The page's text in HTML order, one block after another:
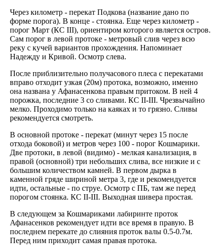
Через километр - перекат Подкова (название дано по
форме порога). В конце - стоянка. Еще через километр -
порог Март (КС III), ориентиром которого является остров.
Сам порог в левой протоке - метровый слив через всю
реку с кучей вариантов прохождения. Напоминает
Надежду и Кривой. Осмотр слева.
После приблизительно получасового плеса с перекатами
вправо отходит узкая (20м) протока, возможно, именно
она названа у Афанасенкова правым притоком. В ней 4
порожка, последние 3 со сливами. КС II-III. Чрезвычайно
мелко. Проходимо только на каяках и то грязно. Сливы
рекомендуется смотреть.
В основной протоке - перекат (минут через 15 после
отхода боковой) и метров через 100 - порог Кошмарики.
Две протоки, в левой (видимо) - мелкая канализация, в
правой (основной) три небольших слива, все низкие и с
большим количеством камней. В первом дырка в
каменной гряде шириной метра 3, где и рекомендуется
идти, остальные - по струе. Осмотр с ПБ, там же перед
порогом стоянка. КС II-III. Выходная шивера простая.
В следующем за Кошмариками лабиринте проток
Афанасенков рекомендует идти все время в правую. В
последнем перекате до слияния проток валы 0.5-0.7м.
Перед ним приходит самая правая протока.